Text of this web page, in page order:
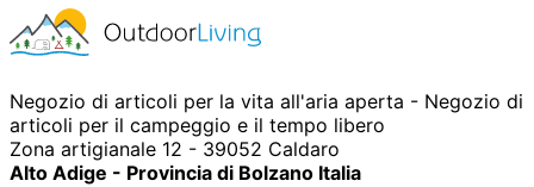
Negozio di articoli per la vita all'aria aperta - Negozio di
articoli per il campeggio e il tempo libero
Zona artigianale 12 - 39052 Caldaro
Alto Adige - Provincia di Bolzano Italia